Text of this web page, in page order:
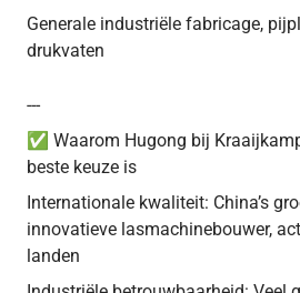
Generale industriële fabricage,
drukvaten
---
✅ Waarom Hugong bij
beste keuze is
Internationale kwaliteit: China’s
innovatieve lasmachinebouwer,
landen